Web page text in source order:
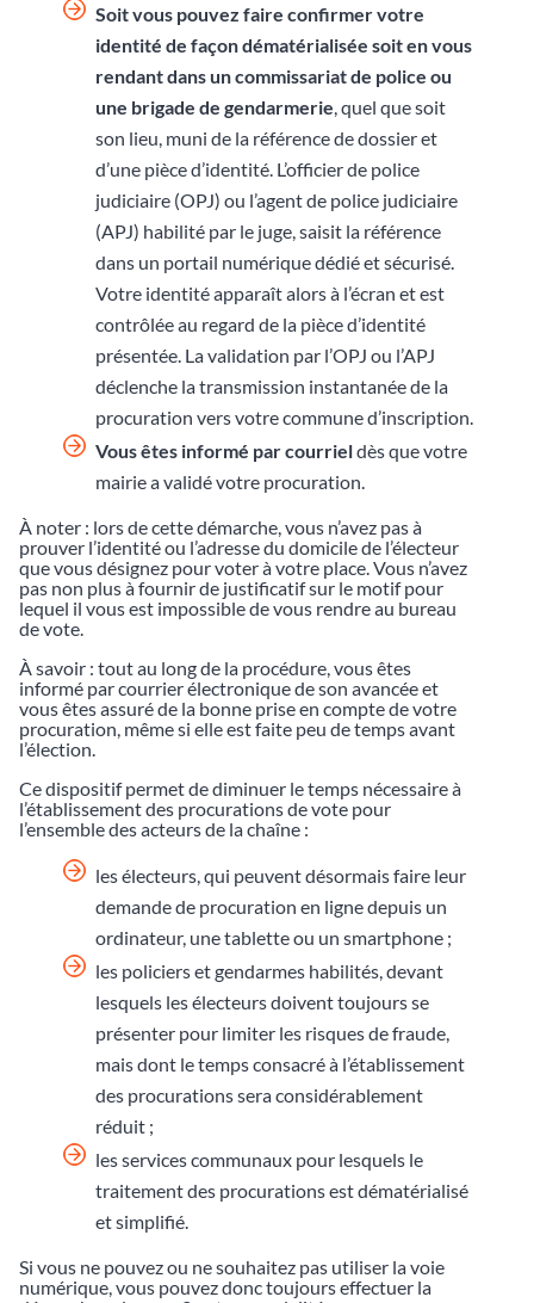
Soit vous pouvez faire confirmer votre
identité de façon dématérialisée soit en vous
rendantdans un commissariat de police ou
une brigade de gendarmerie , quel que soit
son lieu, muni de la référence de dossier et
d’une pièce d’identité. L’officier de police
judiciaire (OPJ) ou l’agent de police judiciaire
(APJ) habilité par le juge, saisit la référence
dans un portail numérique dédié et sécurisé.
Votre identité apparaît alors à l’écran et est
contrôlée au regard de la pièce d’identité
présentée. La validation par l’OPJ ou l’APJ
déclenche la transmission instantanée de la
procuration vers votre commune d’inscription.
Vous êtes informé par courrieldès que votre
mairie a validé votre procuration.
À noter : lors de cette démarche, vous n’avez pas à
prouver l’identité ou l’adresse du domicile de l’électeur
que vous désignez pour voter à votre place. Vous n’avez
pas non plus à fournir de justificatif sur le motif pour
lequel il vous est impossible de vous rendre au bureau
de vote.
À savoir : tout au long de la procédure, vous êtes
informé par courrier électronique de son avancée et
vous êtes assuré de la bonne prise en compte de votre
procuration, même si elle est faite peu de temps avant
l’élection.
Ce dispositif permet de diminuer le temps nécessaire à
l’établissement des procurations de vote pour
l’ensemble des acteurs de la chaîne :
les électeurs, qui peuvent désormais faire leur
demande de procuration en ligne depuis un
ordinateur, une tablette ou un smartphone ;
les policiers et gendarmes habilités, devant
lesquels les électeurs doivent toujours se
présenter pour limiter les risques de fraude,
mais dont le temps consacré à l’établissement
des procurations sera considérablement
réduit ;
les services communaux pour lesquels le
traitement des procurations est dématérialisé
et simplifié.
Si vous ne pouvez ou ne souhaitez pas utiliser la voie
numérique, vous pouvez donc toujours effectuer la